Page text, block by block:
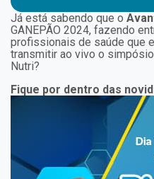
Já está sabendo que o
GANEPÃO 2024, fazendo
profissionais de saúde que
transmitir ao vivo o
Nutri?
Fique por dentro das